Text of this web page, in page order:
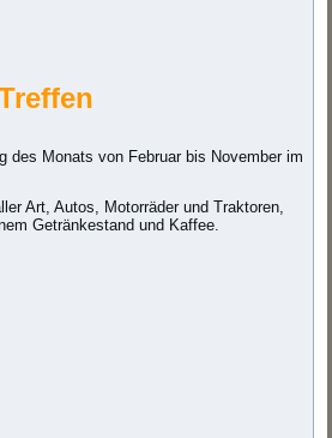
des Monats von Februar bis November im
Art, Autos, Motorräder und Traktoren,
Getränkestand und Kaffee.